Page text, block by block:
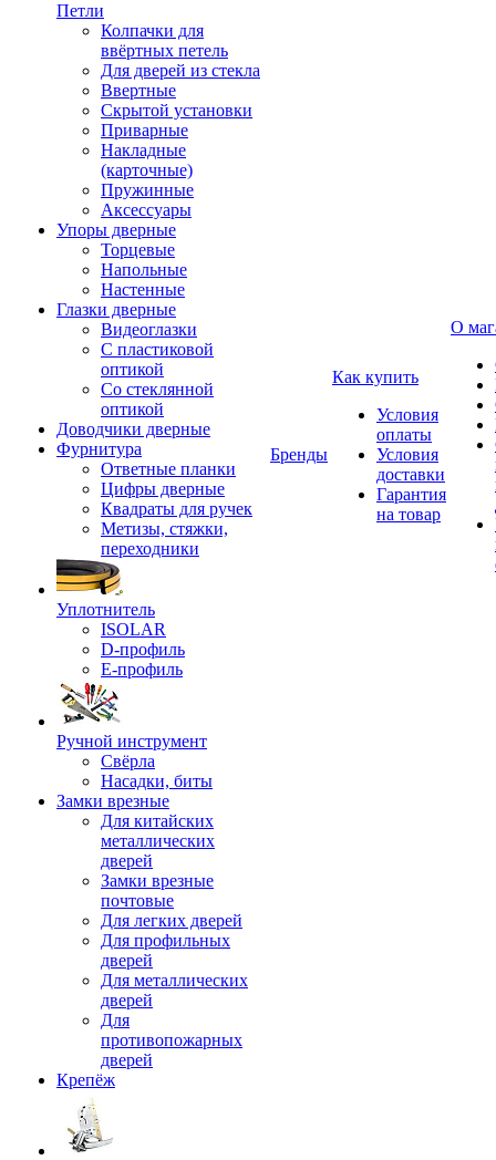
Петли
Колпачки для
ввёртных петель
Для дверей из стекла
Ввертные
Скрытой установки
Приварные
Накладные
(карточные)
Пружинные
Аксессуары
Упоры дверные
Торцевые
Напольные
Настенные
Глазки дверные
Видеоглазки
С пластиковой
оптикой
Со стеклянной
оптикой
Доводчики дверные
Фурнитура
Ответные планки
Цифры дверные
Квадраты для ручек
Метизы, стяжки,
переходники
Уплотнитель
ISOLAR
D-профиль
Е-профиль
Ручной инструмент
Свёрла
Насадки, биты
Замки врезные
Для китайских
металлических
дверей
Замки врезные
почтовые
Для легких дверей
Для профильных
дверей
Для металлических
дверей
Для
противопожарных
дверей
Крепёж
Бренды
Как купить
Условия
оплаты
Условия
доставки
Гарантия
на товар
О